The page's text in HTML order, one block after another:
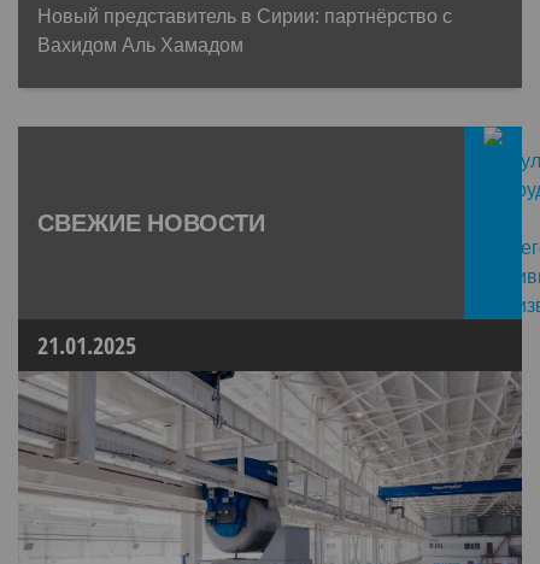
Новый представитель в Сирии: партнёрство с
Вахидом Аль Хамадом
СВЕЖИЕ НОВОСТИ
21.01.2025